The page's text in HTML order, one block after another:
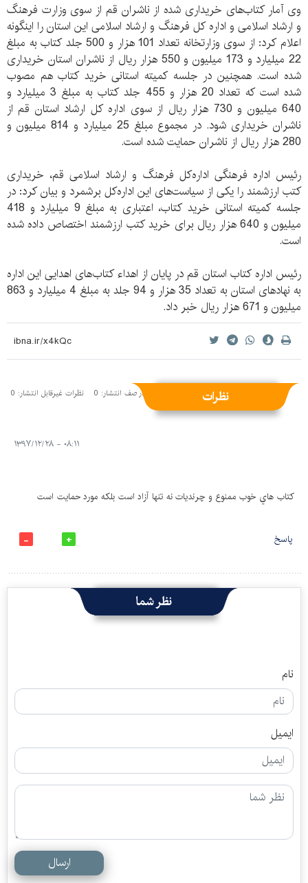
وی آمار کتاب‌های خریداری شده از ناشران قم از سوی وزارت فرهنگ
و ارشاد اسلامی و اداره کل فرهنگ و ارشاد اسلامی این استان را اینگونه
اعلام کرد: از سوی وزارتخانه تعداد 101 هزار و 500 جلد کتاب به مبلغ
22 میلیارد و 173 میلیون و 550 هزار ریال از ناشران استان خریداری
شده است. همچنین در جلسه کمیته استانی خرید کتاب هم مصوب
شده است که تعداد 20 هزار و 455 جلد کتاب به مبلغ 3 میلیارد و
640 میلیون و 730 هزار ریال از سوی اداره کل ارشاد استان قم از
ناشران خریداری شود. در مجموع مبلغ 25 میلیارد و 814 میلیون و
280 هزار ریال از ناشران حمایت شده است.
رئیس اداره فرهنگی اداره‌کل فرهنگ و ارشاد اسلامی قم، خریداری
کتب ارزشمند را یکی از سیاست‌های این اداره‌کل برشمرد و بیان کرد: در
جلسه کمیته استانی خرید کتاب، اعتباری به مبلغ 9 میلیارد و 418
میلیون و 640 هزار ریال برای خرید کتب ارزشمند اختصاص داده شده
است.
رئیس اداره کتاب استان قم در پایان از اهداء کتاب‌های اهدایی این اداره
به نهادهای استان به تعداد 35 هزار و 94 جلد به مبلغ 4 میلیارد و 863
میلیون و 671 هزار ریال خبر داد.
نظرات
نظرات منتشر شده: 1 نظرات در صف انتشار: 0 نظرات غیرقابل انتشار: 0
۰۸:۱۱ - ۱۳۹۷/۱۲/۲۸
كتاب هاي خوب ممنوع و چرنديات نه تنها آزاد است بلكه مورد حمايت است
پاسخ
نظر شما
نام
ایمیل
ارسال